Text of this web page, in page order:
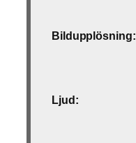
Bildupplösning:
Ljud: